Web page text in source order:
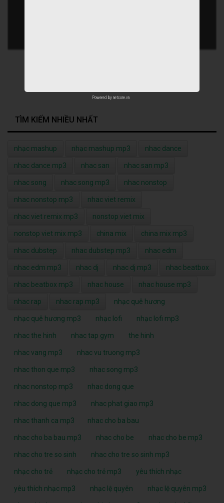
TÌM KIẾM NHIỀU NHẤT
nhạc mashup nhạc mashup mp3 nhac dance
nhac dance mp3 nhac san nhac san mp3
nhac song nhac song mp3 nhac nonstop
nhac nonstop mp3 nhac viet remix
nhac viet remix mp3 nonstop viet mix
nonstop viet mix mp3 china mix china mix mp3
nhac dubstep nhac dubstep mp3 nhac edm
nhac edm mp3 nhac dj nhac dj mp3 nhac beatbox
nhac beatbox mp3 nhac house nhac house mp3
nhac rap nhac rap mp3 nhạc quê hương
nhạc quê hương mp3 nhạc lofi nhạc lofi mp3
nhac the hinh nhac tap gym the hinh
nhac vang mp3 nhac vu truong mp3
nhac thon que mp3 nhac song mp3
nhac nonstop mp3 nhac dong que
nhac dong que mp3 nhac phat giao mp3
nhac thanh ca mp3 nhac cho ba bau
nhac cho ba bau mp3 nhac cho be nhac cho be mp3
nhac cho tre so sinh nhac cho tre so sinh mp3
nhạc cho trẻ nhạc cho trẻ mp3 yêu thích nhạc
yêu thích nhạc mp3 nhạc lệ quyên nhạc lệ quyên mp3
Powered by netcore.vn